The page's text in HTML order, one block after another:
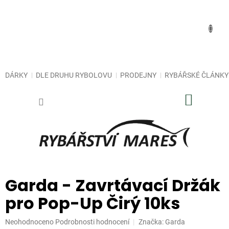
DÁRKY DLE DRUHU RYBOLOVU PRODEJNY RYBÁŘSKÉ ČLÁNKY
Garda - Zavrtávací Držák
pro Pop-Up Čirý 10ks
Průměrné
Neohodnoceno Podrobnosti hodnocení Značka: Garda